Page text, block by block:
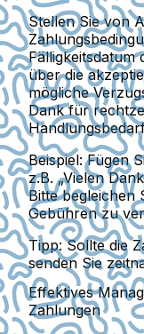
Stellen Sie von
über die
mögliche
Dank für
Beispiel:Fügen
z.B. „Vielen
Bitte begleichen
Gebühren zu
Tipp:Sollte die
senden Sie
Effektives
Zahlungen